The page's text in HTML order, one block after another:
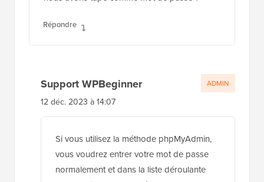
Répondre
Support WPBeginner
12 déc. 2023 à 14:07
Si vous utilisez la méthode phpMyAdmin,
vous voudrez entrer votre mot de passe
normalement et dans la liste déroulante
ADMIN